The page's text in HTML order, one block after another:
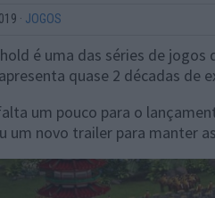
· JOGOS
é uma das séries de
quase 2 décadas de
um pouco para o
um novo trailer para manter